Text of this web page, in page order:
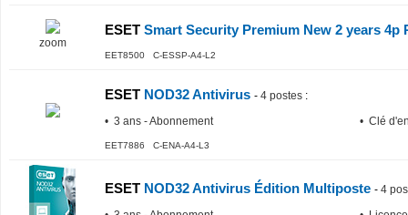
zoom
ESET Smart Security Premium New 2 years 4p
EET8500 C-ESSP-A4-L2
ESET NOD32 Antivirus - 4 postes :
• 3 ans - Abonnement
• Clé
EET7886 C-ENA-A4-L3
ESET NOD32 Antivirus Édition Multiposte - 4